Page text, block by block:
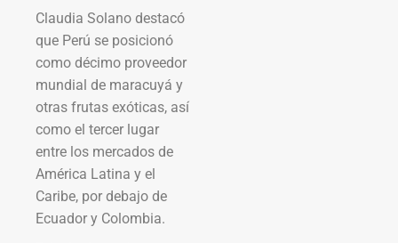
Claudia Solano destacó
que Perú se posicionó
como décimo proveedor
mundial de maracuyá y
otras frutas exóticas, así
como el tercer lugar
entre los mercados de
América Latina y el
Caribe, por debajo de
Ecuador y Colombia.